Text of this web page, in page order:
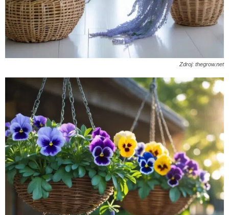
Zdroj: thegrow.net